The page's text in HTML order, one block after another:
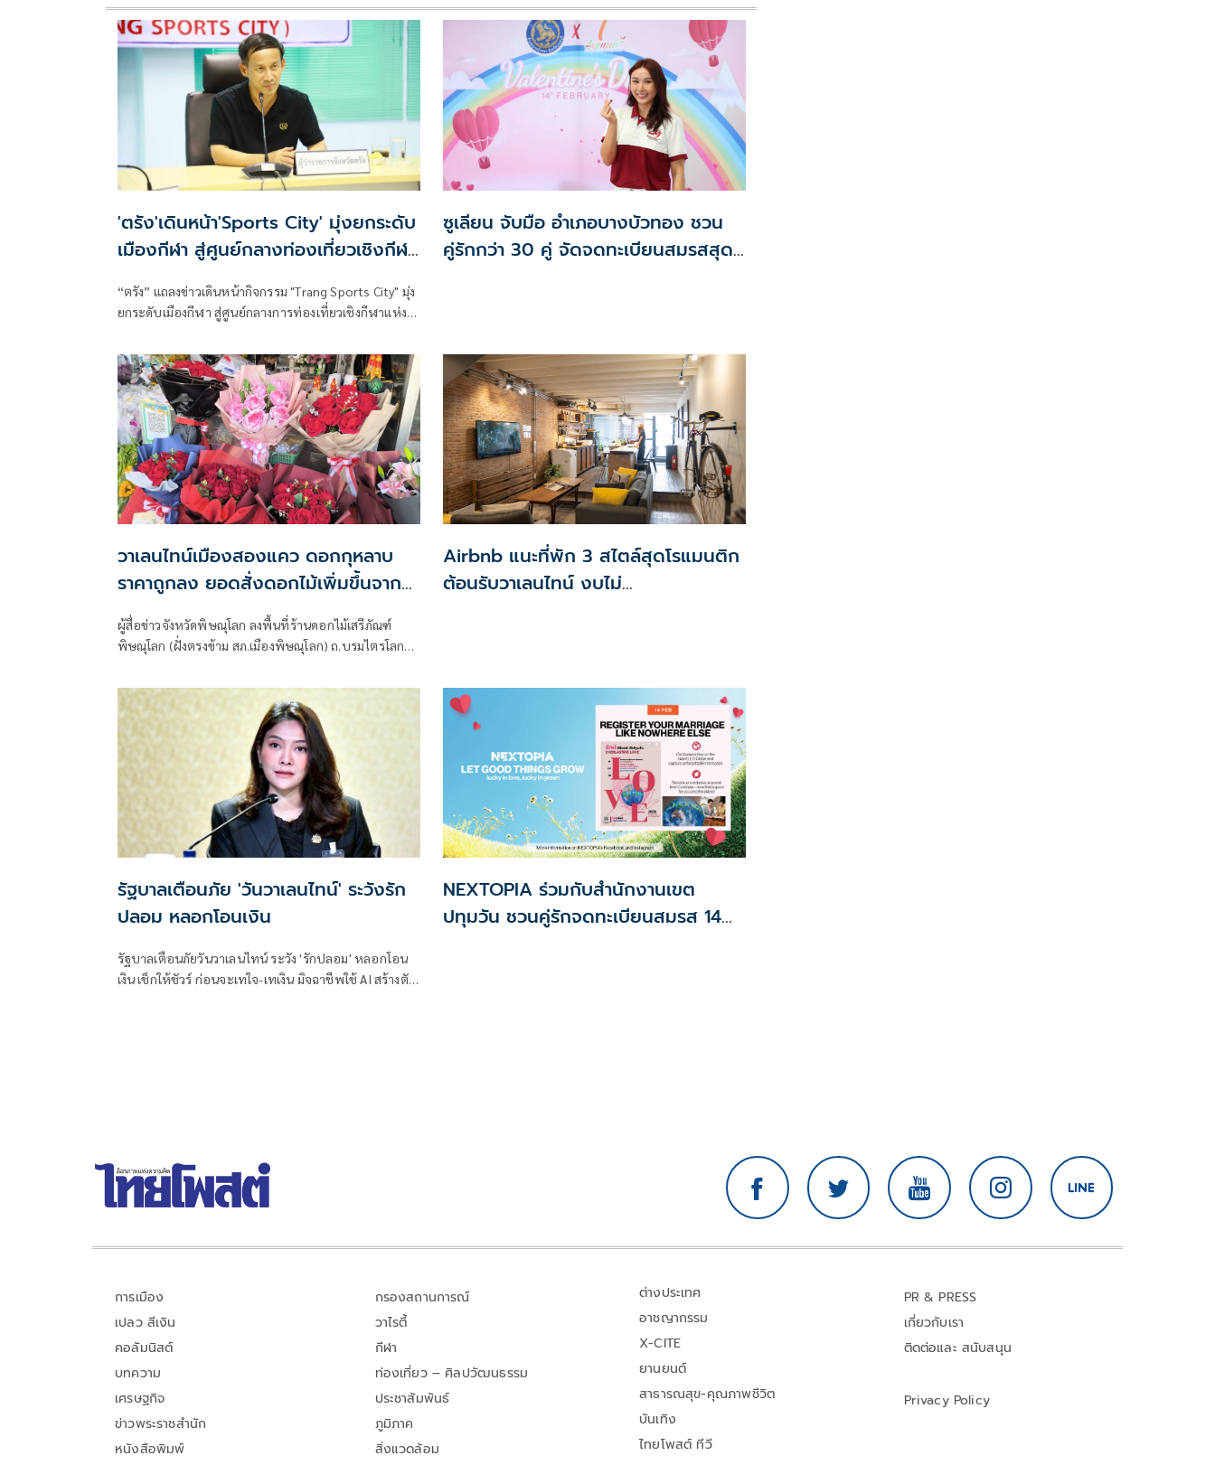
'ตรัง'เดินหน้า'Sports City' มุ่งยกระดับ
เมืองกีฬา สู่ศูนย์กลางท่องเที่ยวเชิงกีฬา
“ตรัง” แถลงข่าวเดินหน้ากิจกรรม "Trang Sports City" มุ่ง
ยกระดับเมืองกีฬา สู่ศูนย์กลางการท่องเที่ยวเชิงกีฬาแห่ง
ซูเลียน จับมือ อำเภอบางบัวทอง ชวน
คู่รักกว่า 30 คู่ จัดจดทะเบียนสมรสสุด
วาเลนไทน์เมืองสองแคว ดอกกุหลาบ
ราคาถูกลง ยอดสั่งดอกไม้เพิ่มขึ้นจากปี
ที่แล้ว
ผู้สื่อข่าวจังหวัดพิษณุโลก ลงพื้นที่ร้านดอกไม้เสรีภัณฑ์
พิษณุโลก (ฝั่งตรงข้าม สภ.เมืองพิษณุโลก) ถ.บรมไตรโลก
สอบราคาดอกกุหลาบ เนื่องด้วยใกล้เทศกาลวาเลนไทน์ที่
จะมาถึง
Airbnb แนะที่พัก 3 สไตล์สุดโรแมนติก
ต้อนรับวาเลนไทน์ งบไม่
รัฐบาลเตือนภัย 'วันวาเลนไทน์' ระวังรัก
ปลอม หลอกโอนเงิน
รัฐบาลเตือนภัยวันวาเลนไทน์ ระวัง 'รักปลอม' หลอกโอน
เงิน เช็กให้ชัวร์ ก่อนจะเทใจ-เทเงิน มิจฉาชีพใช้ AI สร้างตัว
NEXTOPIA ร่วมกับสำนักงานเขต
ปทุมวัน ชวนคู่รักจดทะเบียนสมรส 14
การเมือง
เปลว สีเงิน
คอลัมนิสต์
บทความ
เศรษฐกิจ
ข่าวพระราชสำนัก
หนังสือพิมพ์
กรองสถานการณ์
วาไรตี้
กีฬา
ท่องเที่ยว – ศิลปวัฒนธรรม
ประชาสัมพันธ์
ภูมิภาค
สิ่งแวดล้อม
ต่างประเทศ
อาชญากรรม
X-CITE
ยานยนต์
สาธารณสุข-คุณภาพชีวิต
บันเทิง
ไทยโพสต์ ทีวี
PR & PRESS
เกี่ยวกับเรา
ติดต่อและ สนับสนุน
Privacy Policy